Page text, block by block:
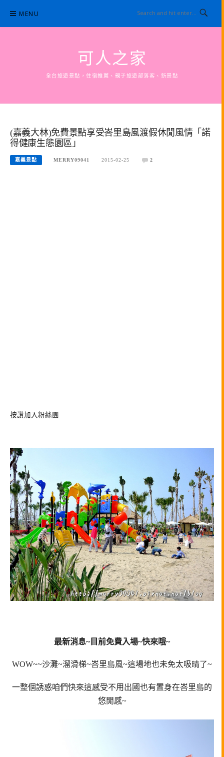
content
MENU
可人之家
全台旅遊景點，住宿推薦、親子旅遊部落客、新景點
(嘉義大林)免費景點享受峇里島風渡假休閒風情「諾
得健康生態園區」
嘉義景點 MERRY09041 2015-02-25 2
按讚加入粉絲團
最新消息~目前免費入場~快來哦~
WOW~~沙灘~溜滑梯~峇里島風~這場地也未免太吸晴了~
一整個誘惑咱們快來這感受不用出國也有置身在峇里島的
悠閒感~